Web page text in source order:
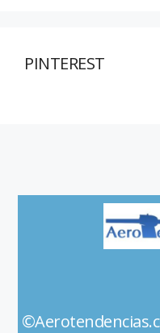
PINTEREST